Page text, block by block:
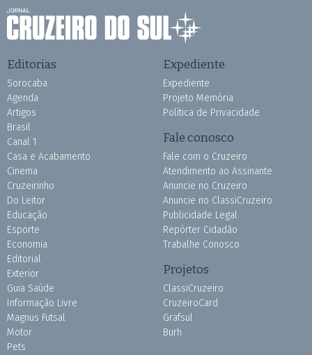
Editorias
Sorocaba
Agenda
Artigos
Brasil
Canal 1
Casa e Acabamento
Cinema
Cruzeirinho
Do Leitor
Educação
Esporte
Economia
Editorial
Exterior
Guia Saúde
Informação Livre
Magnus Futsal
Motor
Pets
Expediente
Expediente
Projeto Memória
Política de Privacidade
Fale conosco
Fale com o Cruzeiro
Atendimento ao Assinante
Anuncie no Cruzeiro
Anuncie no ClassiCruzeiro
Publicidade Legal
Repórter Cidadão
Trabalhe Conosco
Projetos
ClassiCruzeiro
CruzeiroCard
Grafsul
Burh